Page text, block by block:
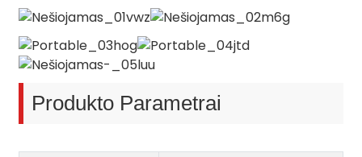
Produkto Parametrai